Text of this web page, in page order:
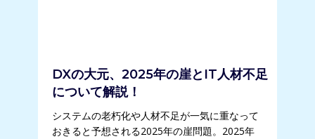
DXの大元、2025年の崖とIT人材不足
について解説！
システムの老朽化や人材不足が一気に重なって
おきると予想される2025年の崖問題。2025年